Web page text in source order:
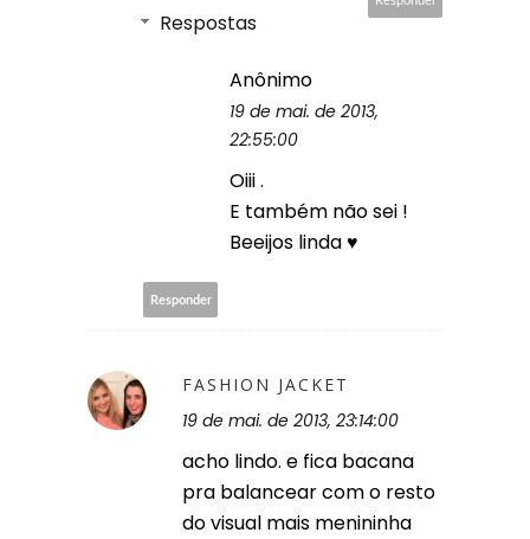
Respostas
Anônimo
19 de mai. de 2013,
22:55:00
Oiii .
E também não sei !
Beeijos linda ♥
Responder
FASHION JACKET
19 de mai. de 2013, 23:14:00
acho lindo. e fica bacana
pra balancear com o resto
do visual mais menininha